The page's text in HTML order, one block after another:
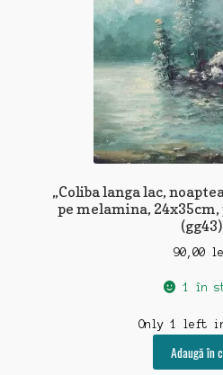
ziare-reviste
Capsula Timpului
„Coliba langa lac,
pe melamina,
(gg43)
90,00
1 în
Only 1 left
Adaugă în